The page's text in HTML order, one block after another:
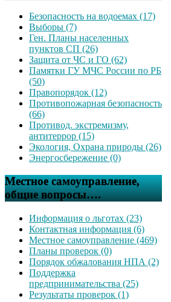
Безопасность на водоемах (17)
Выборы (7)
Ген. Планы населенных
пунктов СП (26)
Защита от ЧС и ГО (62)
Памятки ГУ МЧС России по РБ
(50)
Правопорядок (12)
Противопожарная безопасность
(66)
Противод. экстремизму,
антитеррор (15)
Экология, Охрана природы (26)
Энергосбережение (0)
Местное самоуправление,
общие вопросы….
Информация о льготах (23)
Контактная информация (6)
Местное самоуправление (469)
Планы проверок (0)
Порядок обжалования НПА (2)
Поддержка
предпринимательства (25)
Результаты проверок (1)